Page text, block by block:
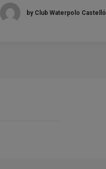
by Club Waterpolo Castelló